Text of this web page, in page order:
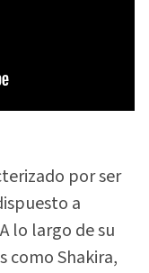
por ser
a
lo largo de su
como Shakira,